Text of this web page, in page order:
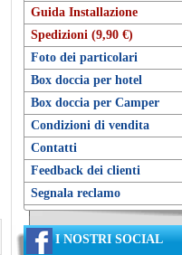
Guida Installazione
Spedizioni (9,90 €)
Foto dei particolari
Box doccia per hotel
Box doccia per Camper
Condizioni di vendita
Contatti
Feedback dei clienti
Segnala reclamo
I NOSTRI SOCIAL